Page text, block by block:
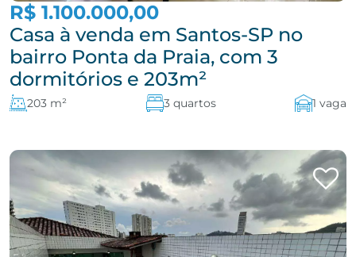
R$ 1.100.000,00
Casa à venda em Santos-SP no
bairro Ponta da Praia, com 3
dormitórios e 203m²
203 m² 3 quartos 1 vaga